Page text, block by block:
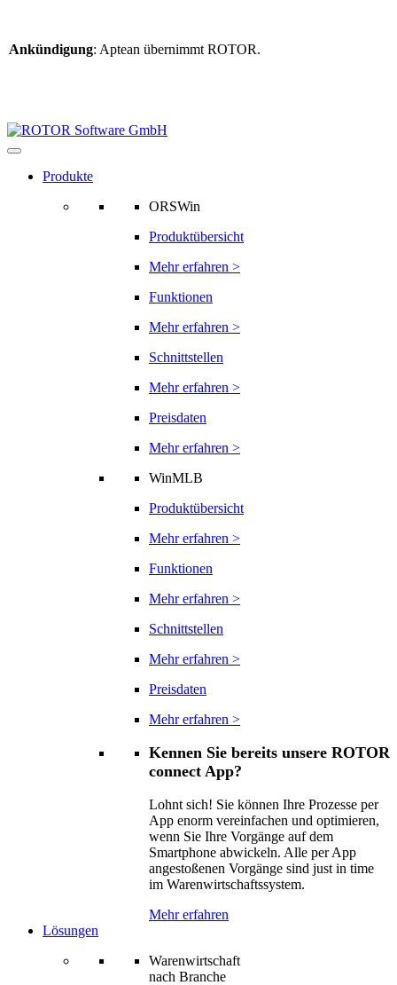
Ankündigung: Aptean übernimmt ROTOR.
Produkte
ORSWin
Produktübersicht
Mehr erfahren >
Funktionen
Mehr erfahren >
Schnittstellen
Mehr erfahren >
Preisdaten
Mehr erfahren >
WinMLB
Produktübersicht
Mehr erfahren >
Funktionen
Mehr erfahren >
Schnittstellen
Mehr erfahren >
Preisdaten
Mehr erfahren >
Kennen Sie bereits unsere ROTOR
connect App?
Lohnt sich! Sie können Ihre Prozesse per
App enorm vereinfachen und optimieren,
wenn Sie Ihre Vorgänge auf dem
Smartphone abwickeln. Alle per App
angestoßenen Vorgänge sind just in time
im Warenwirtschaftssystem.
Mehr erfahren
Lösungen
Warenwirtschaft
nach Branche